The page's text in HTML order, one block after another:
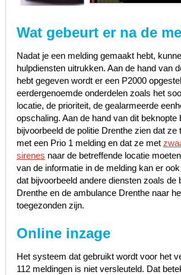
Wat gebeurt er na de
Nadat je een melding gemaakt hebt,
hulpdiensten uitrukken. Aan de hand van
hebt gegeven wordt er een P2000
eerdergenoemde onderdelen zoals het
locatie, de prioriteit, de gealarmeerde
opschaling. Aan de hand van dit beknopte
bijvoorbeeld de politie Drenthe zien dat ze
met een Prio 1 melding en dat ze met
sirenes naar de betreffende locatie
van de informatie in de melding kan er
dat bijvoorbeeld andere diensten zoals de
Drenthe en de ambulance Drenthe naar
toegezonden zijn.
Online inzage
Het systeem dat gebruikt wordt voor het
112 meldingen is niet versleuteld. Dat